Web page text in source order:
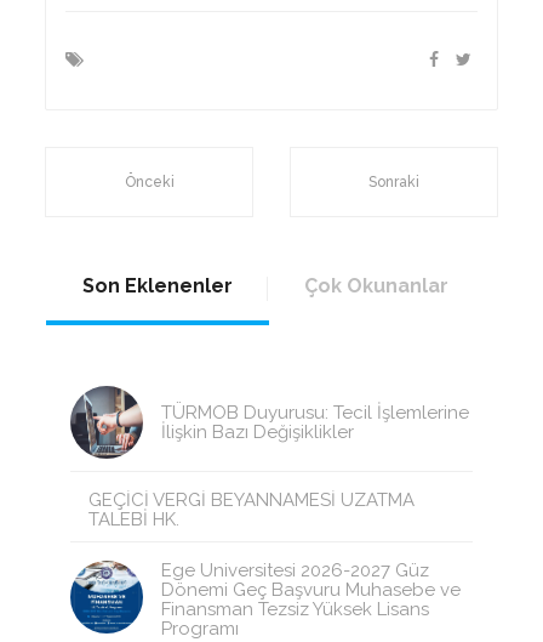
Önceki Sonraki
Son Eklenenler Çok Okunanlar
TÜRMOB Duyurusu: Tecil İşlemlerine
İlişkin Bazı Değişiklikler
GEÇİCİ VERGİ BEYANNAMESİ UZATMA
TALEBİ HK.
Ege Üniversitesi 2026-2027 Güz
Dönemi Geç Başvuru Muhasebe ve
Finansman Tezsiz Yüksek Lisans
Programı